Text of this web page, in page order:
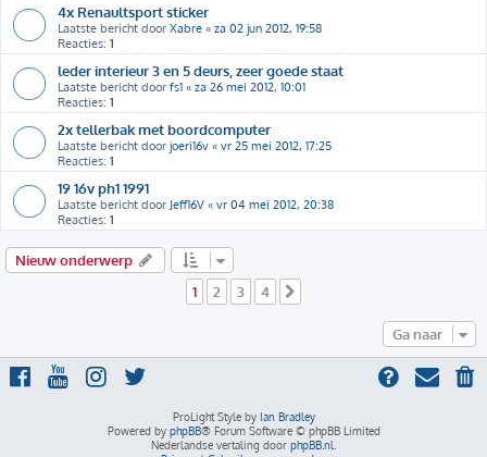
4x Renaultsport sticker
Laatste bericht door Xabre « za 02 jun 2012, 19:58
Reacties: 1
leder interieur 3 en 5 deurs, zeer goede staat
Laatste bericht door fs1 « za 26 mei 2012, 10:01
Reacties: 1
2x tellerbak met boordcomputer
Laatste bericht door joeri16v « vr 25 mei 2012, 17:25
Reacties: 1
19 16v ph1 1991
Laatste bericht door Jeff16V « vr 04 mei 2012, 20:38
Reacties: 1
Nieuw onderwerp
1
2 3 4
Ga naar
ProLight Style by Ian Bradley
Powered by phpBB® Forum Software © phpBB Limited
Nederlandse vertaling door phpBB.nl